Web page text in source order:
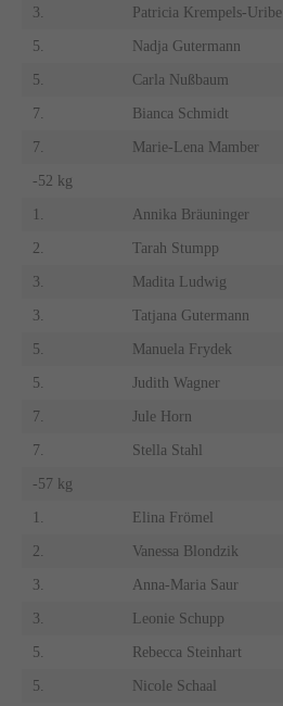
3. Patricia Krempels-Uribe
5. Nadja Gutermann
5. Carla Nußbaum
7. Bianca Schmidt
7. Marie-Lena Mamber
-52 kg
1. Annika Bräuninger
2. Tarah Stumpp
3. Madita Ludwig
3. Tatjana Gutermann
5. Manuela Frydek
5. Judith Wagner
7. Jule Horn
7. Stella Stahl
-57 kg
1. Elina Frömel
2. Vanessa Blondzik
3. Anna-Maria Saur
3. Leonie Schupp
5. Rebecca Steinhart
5. Nicole Schaal